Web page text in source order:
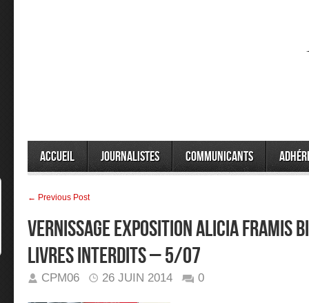
Accueil Journalistes Communicants
← Previous Post
VERNISSAGE EXPOSITION ALICIA FRAMIS
LIVRES INTERDITS – 5/07
CPM06 26 JUIN 2014 0